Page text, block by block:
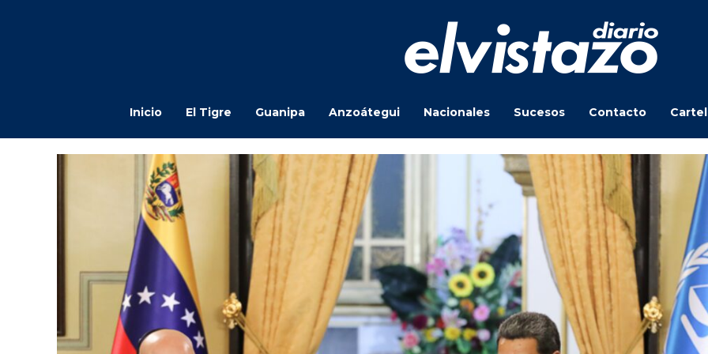
Inicio El Tigre Guanipa Anzoátegui Nacionales Sucesos Contacto